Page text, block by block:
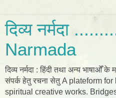
दिव्य नर्मदा
Narmada
दिव्य नर्मदा : हिंदी तथा अन्य भाषाओँ
संपर्क हेतु रचना सेतु A plateform
spiritual creative works.